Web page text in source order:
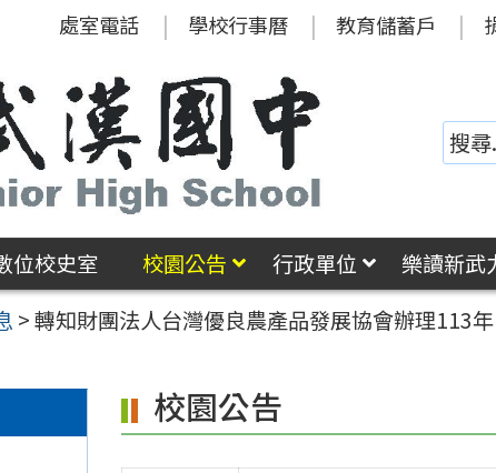
處室電話 學校行事曆 教育儲蓄戶
位校史室 校園公告 行政單位 樂讀新武
>轉知財團法人台灣優良農產品發展協會辦理113
校園公告